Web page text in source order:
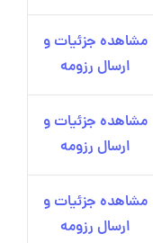
مشاهده جزئیات و
ارسال رزومه
مشاهده جزئیات و
ارسال رزومه
مشاهده جزئیات و
ارسال رزومه